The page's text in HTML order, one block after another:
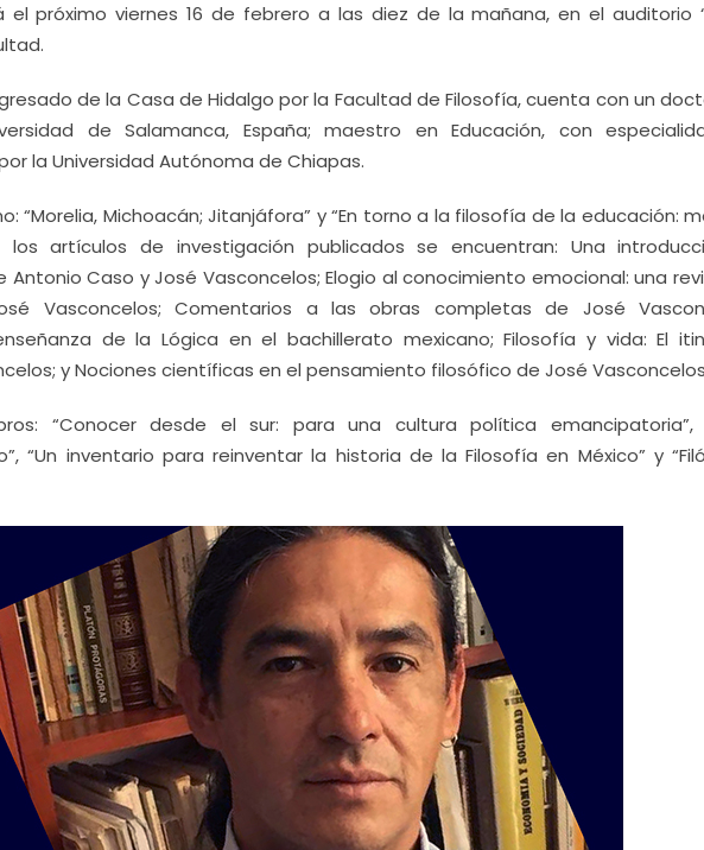
el próximo viernes 16 de febrero a las diez de la mañana, en el auditorio
de la Casa de Hidalgo por la Facultad de Filosofía, cuenta con un
de Salamanca, España; maestro en Educación, con
la Universidad Autónoma de Chiapas.
“Morelia, Michoacán; Jitanjáfora” y “En torno a la filosofía de la educación:
los artículos de investigación publicados se encuentran: Una
Caso y José Vasconcelos; Elogio al conocimiento emocional: una
Vasconcelos; Comentarios a las obras completas de José
de la Lógica en el bachillerato mexicano; Filosofía y vida: El
y Nociones científicas en el pensamiento filosófico de José
“Conocer desde el sur: para una cultura política emancipatoria”,
“Un inventario para reinventar la historia de la Filosofía en México” y